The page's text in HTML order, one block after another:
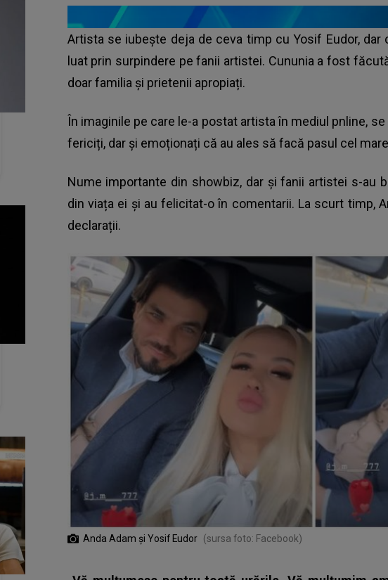
Artista se iubește deja de ceva timp cu Yosif Eudor,
luat prin surpindere pe fanii artistei. Cununia a fost
doar familia și prietenii apropiați.
În imaginile pe care le-a postat artista în mediul pnline,
fericiți, dar și emoționați că au ales să facă pasul cel
Nume importante din showbiz, dar și fanii artistei s-au
din viața ei și au felicitat-o în comentarii. La scurt timp,
declarații.
Anda Adam și Yosif Eudor (sursa foto: Facebook)